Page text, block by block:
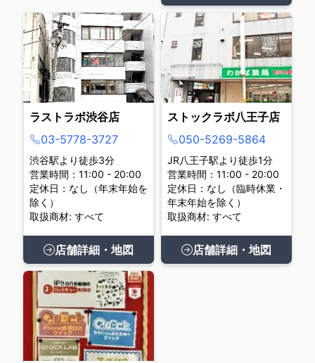
ラストラボ渋谷店
03-5778-3727
渋谷駅より徒歩3分
営業時間：11:00 - 20:00
定休日：なし（年末年始を
除く）
取扱商材: すべて
店舗詳細・地図
ストックラボ八王子店
050-5269-5864
JR八王子駅より徒歩1分
営業時間：11:00 - 20:00
定休日：なし（臨時休業・
年末年始を除く）
取扱商材: すべて
店舗詳細・地図